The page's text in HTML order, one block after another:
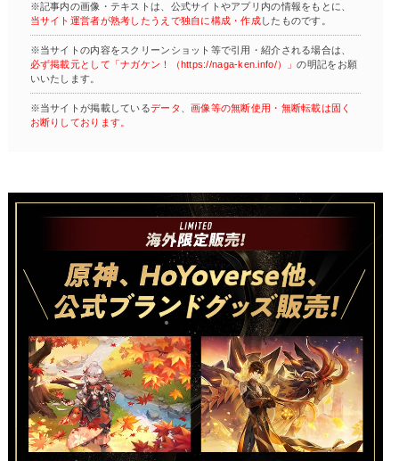
※記事内の画像・テキストは、公式サイトやアプリ内の情報をもとに、
当サイト運営者が熟考したうえで独自に構成・作成したものです。
※当サイトの内容をスクリーンショット等で引用・紹介される場合は、
必ず掲載元として「ナガケン！（https://naga-ken.info/）」の明記をお願
いいたします。
※当サイトが掲載しているデータ、画像等の無断使用・無断転載は固く
お断りしております。